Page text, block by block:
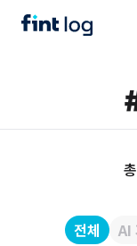
총
전체 AI